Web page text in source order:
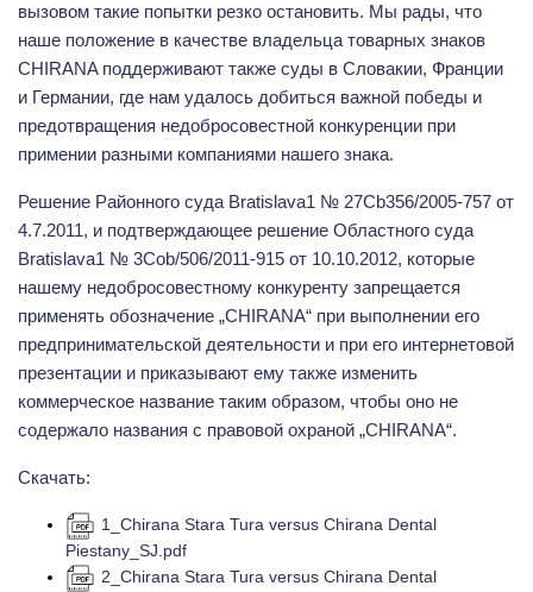
вызовом такие попытки резко остановить. Мы рады, что
наше положение в качестве владельца товарных знаков
CHIRANA поддерживают также суды в Словакии, Франции
и Германии, где нам удалось добиться важной победы и
предотвращения недобросовестной конкуренции при
примении разными компаниями нашего знака.
Решение Районного суда Bratislava1 № 27Cb356/2005-757 от
4.7.2011, и подтверждающее решение Областного суда
Bratislava1 № 3Cob/506/2011-915 от 10.10.2012, которые
нашему недобросовестному конкуренту запрещается
применять обозначение „CHIRANA“ при выполнении его
предпринимательской деятельности и при его интернетовой
презентации и приказывают ему также изменить
коммерческое название таким образом, чтобы оно не
содержало названия с правовой охраной „CHIRANA“.
Скачать:
1_Chirana Stara Tura versus Chirana Dental
Piestany_SJ.pdf
2_Chirana Stara Tura versus Chirana Dental